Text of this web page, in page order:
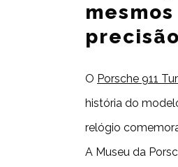
O Porsche 911
história do
relógio
A Museu da